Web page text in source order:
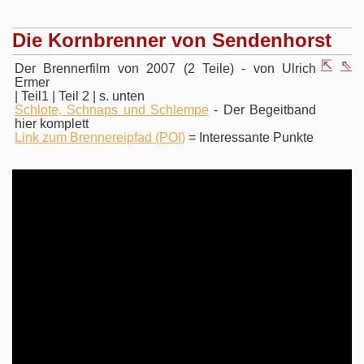
Die Kornbrenner von Sendenhorst
⇱ ⇖
Der Brennerfilm von 2007 (2 Teile) - von Ulrich
Ermer
| Teil1 | Teil 2 | s. unten
Schlote, Schnaps und Schlempe - Der Begeitband
hier komplett
Link zum Brennereipfad (POI) = Interessante Punkte